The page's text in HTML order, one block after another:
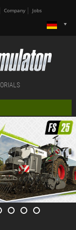
Company Jobs